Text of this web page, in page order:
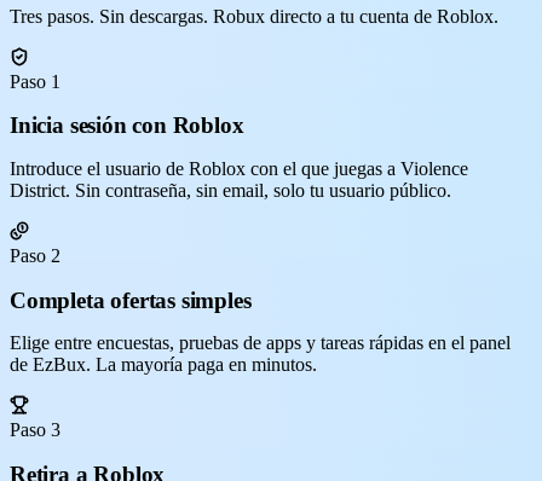
Tres pasos. Sin descargas. Robux directo a tu cuenta de Roblox.
Paso 1
Inicia sesión con Roblox
Introduce el usuario de Roblox con el que juegas a Violence
District. Sin contraseña, sin email, solo tu usuario público.
Paso 2
Completa ofertas simples
Elige entre encuestas, pruebas de apps y tareas rápidas en el panel
de EzBux. La mayoría paga en minutos.
Paso 3
Retira a Roblox